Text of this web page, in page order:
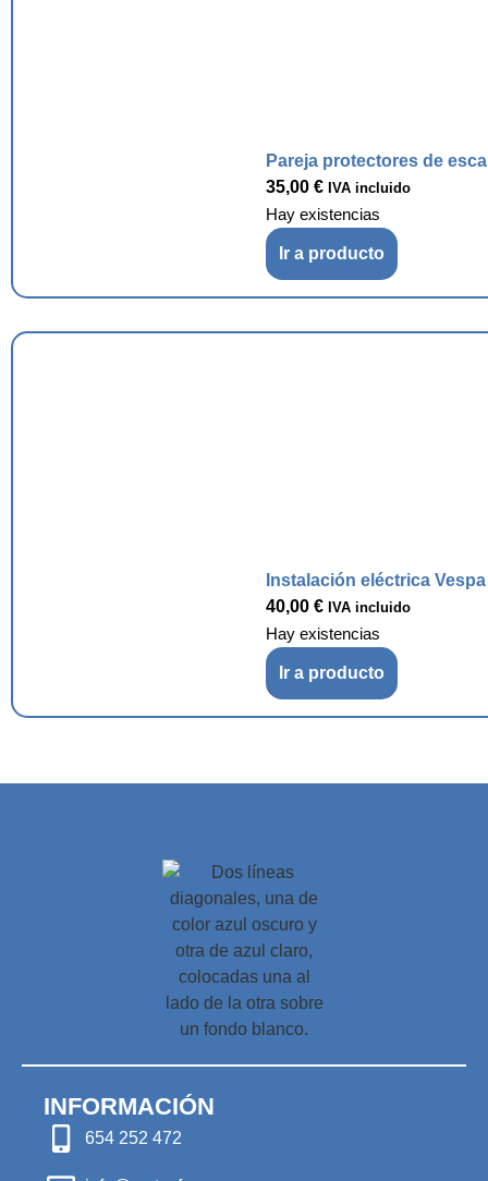
Pareja protectores de
35,00 € IVA incluido
Hay existencias
Ir a producto
Instalación eléctrica
40,00 € IVA incluido
Hay existencias
Ir a producto
INFORMACIÓN
654 252 472